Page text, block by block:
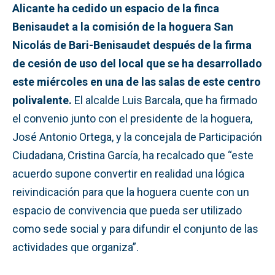
Alicante ha cedido un espacio de la finca
Benisaudet a la comisión de la hoguera San
Nicolás de Bari-Benisaudet después de la firma
de cesión de uso del local que se ha desarrollado
este miércoles en una de las salas de este centro
polivalente. El alcalde Luis Barcala, que ha firmado
el convenio junto con el presidente de la hoguera,
José Antonio Ortega, y la concejala de Participación
Ciudadana, Cristina García, ha recalcado que “este
acuerdo supone convertir en realidad una lógica
reivindicación para que la hoguera cuente con un
espacio de convivencia que pueda ser utilizado
como sede social y para difundir el conjunto de las
actividades que organiza”.